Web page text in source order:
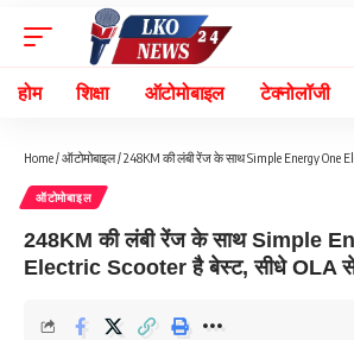
होम शिक्षा ऑटोमोबाइल टेक्नोलॉजी
Home/ऑटोमोबाइल/248KM की लंबी रेंज के साथ Simple Energy One
ऑटोमोबाइल
248KM की लंबी रेंज के साथ Simple
Electric Scooter है बेस्ट, सीधे OLA